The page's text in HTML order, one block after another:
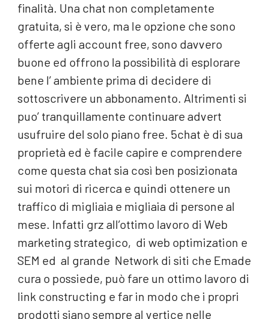
finalità. Una chat non completamente
gratuita, si è vero, ma le opzione che sono
offerte agli account free, sono davvero
buone ed offrono la possibilità di esplorare
bene l’ ambiente prima di decidere di
sottoscrivere un abbonamento. Altrimenti si
puo’ tranquillamente continuare advert
usufruire del solo piano free. 5chat è di sua
proprietà ed è facile capire e comprendere
come questa chat sia così ben posizionata
sui motori di ricerca e quindi ottenere un
traffico di migliaia e migliaia di persone al
mese. Infatti grz all’ottimo lavoro di Web
marketing strategico, di web optimization e
SEM ed al grande Network di siti che Emade
cura o possiede, può fare un ottimo lavoro di
link constructing e far in modo che i propri
prodotti siano sempre al vertice nelle